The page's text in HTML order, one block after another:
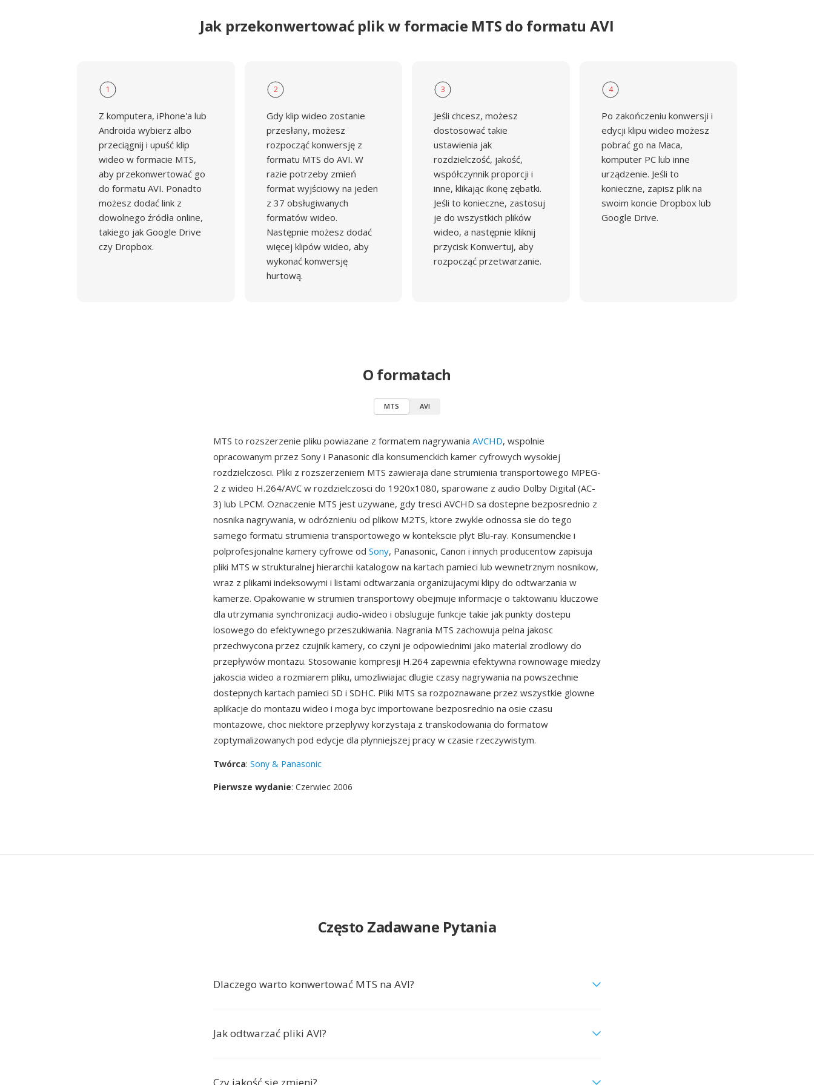
Jak przekonwertować plik w formacie MTS do formatu AVI
1
Z komputera, iPhone'a lub
Androida wybierz albo
przeciągnij i upuść klip
wideo w formacie MTS,
aby przekonwertować go
do formatu AVI. Ponadto
możesz dodać link z
dowolnego źródła online,
takiego jak Google Drive
czy Dropbox.
2
Gdy klip wideo zostanie
przesłany, możesz
rozpocząć konwersję z
formatu MTS do AVI. W
razie potrzeby zmień
format wyjściowy na jeden
z 37 obsługiwanych
formatów wideo.
Następnie możesz dodać
więcej klipów wideo, aby
wykonać konwersję
hurtową.
3
Jeśli chcesz, możesz
dostosować takie
ustawienia jak
rozdzielczość, jakość,
współczynnik proporcji i
inne, klikając ikonę zębatki.
Jeśli to konieczne, zastosuj
je do wszystkich plików
wideo, a następnie kliknij
przycisk Konwertuj, aby
rozpocząć przetwarzanie.
4
Po zakończeniu konwersji i
edycji klipu wideo możesz
pobrać go na Maca,
komputer PC lub inne
urządzenie. Jeśli to
konieczne, zapisz plik na
swoim koncie Dropbox lub
Google Drive.
O formatach
MTS AVI
MTS to rozszerzenie pliku powiazane z formatem nagrywania AVCHD, wspolnie
opracowanym przez Sony i Panasonic dla konsumenckich kamer cyfrowych wysokiej
rozdzielczosci. Pliki z rozszerzeniem MTS zawieraja dane strumienia transportowego MPEG-
2 z wideo H.264/AVC w rozdzielczosci do 1920x1080, sparowane z audio Dolby Digital (AC-
3) lub LPCM. Oznaczenie MTS jest uzywane, gdy tresci AVCHD sa dostepne bezposrednio z
nosnika nagrywania, w odróznieniu od plikow M2TS, ktore zwykle odnossa sie do tego
samego formatu strumienia transportowego w kontekscie plyt Blu-ray. Konsumenckie i
polprofesjonalne kamery cyfrowe od Sony, Panasonic, Canon i innych producentow zapisuja
pliki MTS w strukturalnej hierarchii katalogow na kartach pamieci lub wewnetrznym nosnikow,
wraz z plikami indeksowymi i listami odtwarzania organizujacymi klipy do odtwarzania w
kamerze. Opakowanie w strumien transportowy obejmuje informacje o taktowaniu kluczowe
dla utrzymania synchronizacji audio-wideo i obsluguje funkcje takie jak punkty dostepu
losowego do efektywnego przeszukiwania. Nagrania MTS zachowuja pelna jakosc
przechwycona przez czujnik kamery, co czyni je odpowiednimi jako material zrodlowy do
przepływów montazu. Stosowanie kompresji H.264 zapewnia efektywna rownowage miedzy
jakoscia wideo a rozmiarem pliku, umozliwiajac dlugie czasy nagrywania na powszechnie
dostepnych kartach pamieci SD i SDHC. Pliki MTS sa rozpoznawane przez wszystkie glowne
aplikacje do montazu wideo i moga byc importowane bezposrednio na osie czasu
montazowe, choc niektore przeplywy korzystaja z transkodowania do formatow
zoptymalizowanych pod edycje dla plynniejszej pracy w czasie rzeczywistym.
Twórca: Sony & Panasonic
Pierwsze wydanie: Czerwiec 2006
Często Zadawane Pytania
Dlaczego warto konwertować MTS na AVI?
Jak odtwarzać pliki AVI?